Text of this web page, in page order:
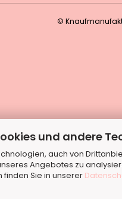
und andere
auch von
Angebotes zu
Sie in unserer
©